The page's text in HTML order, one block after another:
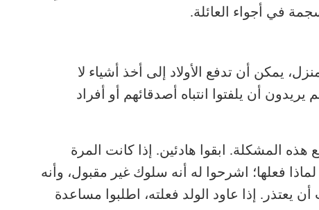
في أجواء العائلة.
يمكن أن تدفع الأولاد إلى أخذ أشياء لا
أن يلفتوا انتباه أصدقائهم أو أفراد
المشكلة. ابقوا هادئين. إذا كانت المرة
فعلها؛ اشرحوا له أنه سلوك غير مقبول، وأنه
يعتذر. إذا عاود الولد فعلته، اطلبوا مساعدة